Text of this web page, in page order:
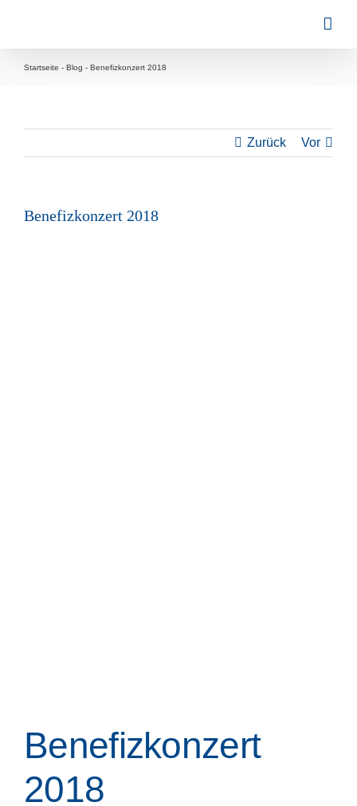
springen
Startseite - Blog - Benefizkonzert 2018
Zurück Vor
Benefizkonzert 2018
Benefizkonzert
2018